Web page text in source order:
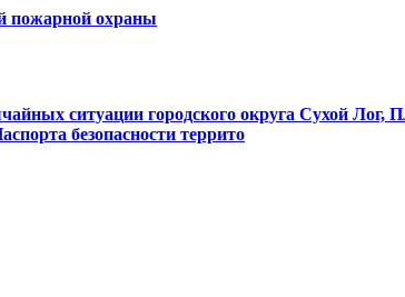
пожарной охраны
ситуации городского округа Сухой
безопасности террито